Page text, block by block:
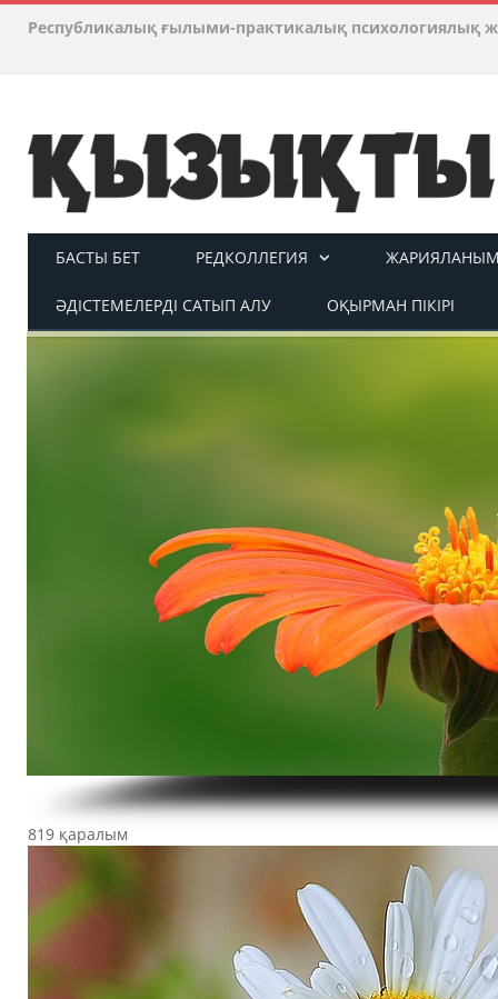
Республикалық ғылыми-практикалық психологиялық
БАСТЫ БЕТ РЕДКОЛЛЕГИЯ ЖАРИЯЛАНЫМ
ӘДІСТЕМЕЛЕРДІ САТЫП АЛУ ОҚЫРМАН ПІКІРІ
819 қаралым